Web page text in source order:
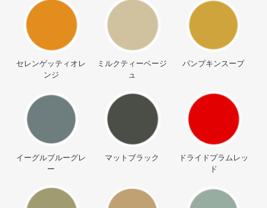
セレンゲッティオレ
ンジ
ミルクティーベージ
ュ
パンプキンスープ
イーグルブルーグレ
ー
マットブラック
ドライドプラムレッ
ド